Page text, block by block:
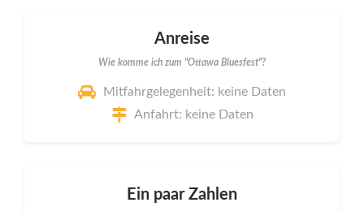
Anreise
Wie komme ich zum "Ottawa Bluesfest"?
Mitfahrgelegenheit: keine Daten
Anfahrt: keine Daten
Ein paar Zahlen